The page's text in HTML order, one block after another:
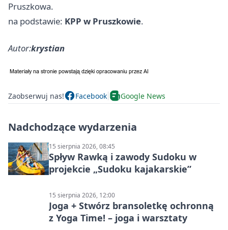
Pruszkowa.
na podstawie: KPP w Pruszkowie.
Autor:krystian
Zaobserwuj nas! Facebook Google News
Nadchodzące wydarzenia
15 sierpnia 2026, 08:45
Spływ Rawką i zawody Sudoku w
projekcie „Sudoku kajakarskie”
15 sierpnia 2026, 12:00
Joga + Stwórz bransoletkę ochronną
z Yoga Time! – joga i warsztaty